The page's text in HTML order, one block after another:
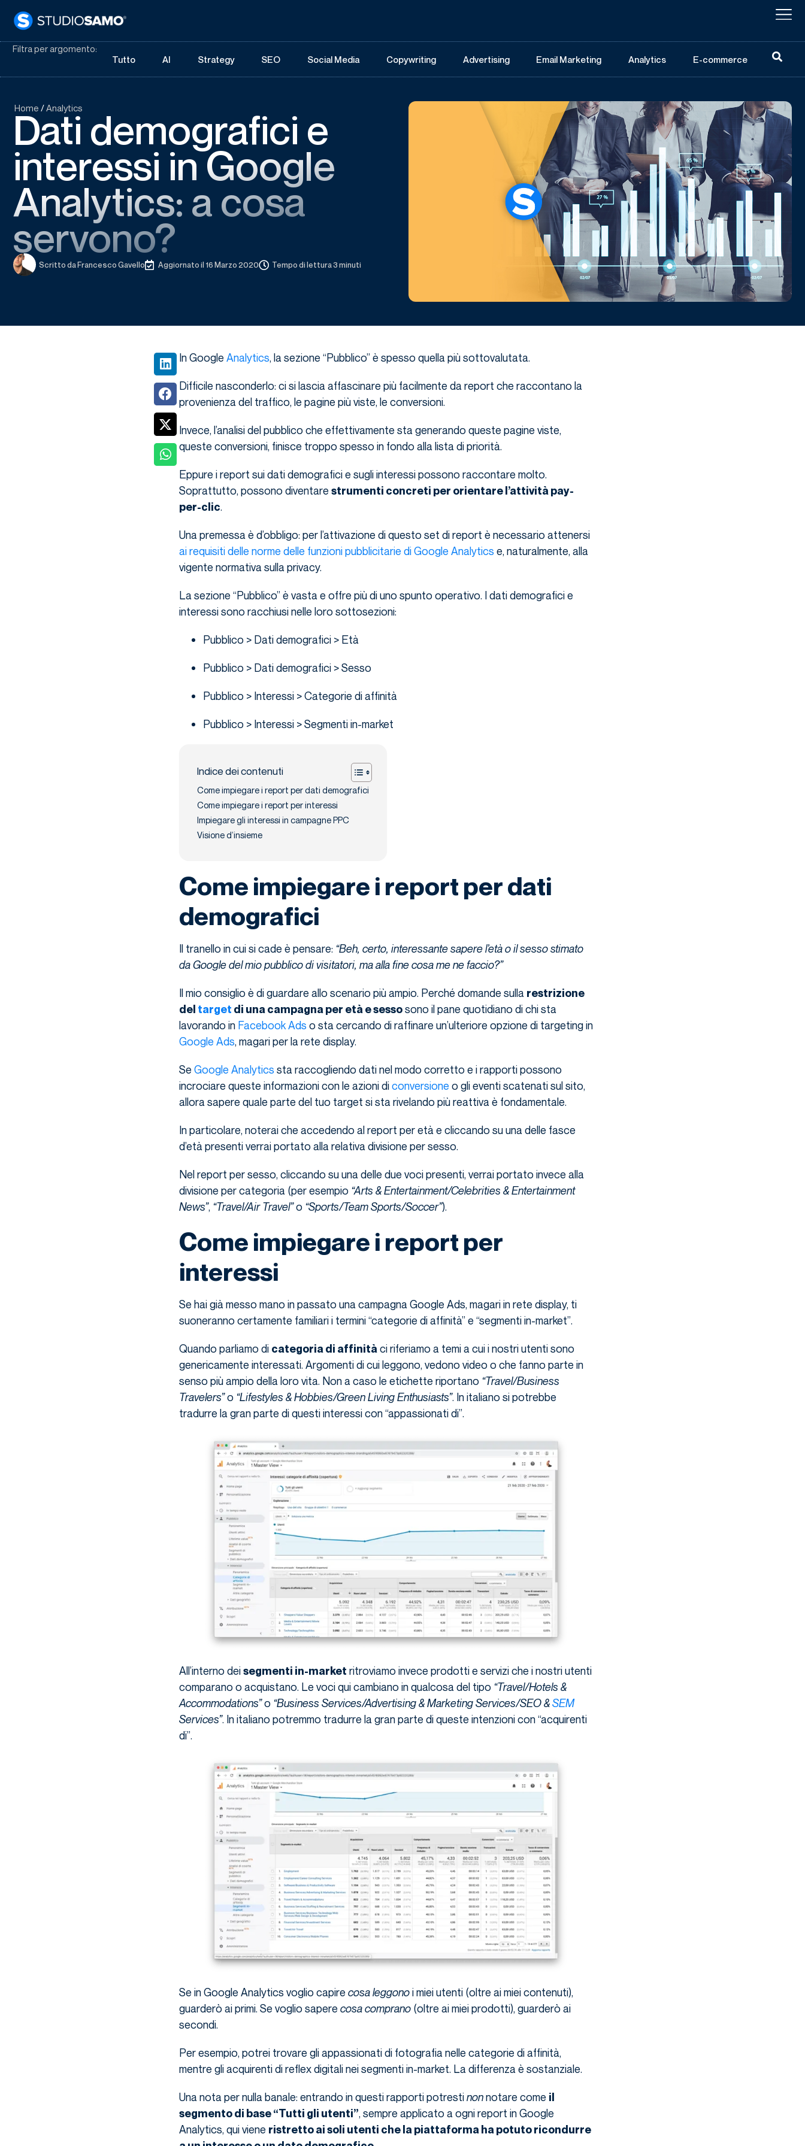
Filtra per argomento:
Tutto
AI Strategy SEO Social Media Copywriting Advertising Email Marketing Analytics E-commerce
Home /Analytics
Dati demografici e
interessi in Google
Analytics: a cosa
servono?
Scritto daFrancesco Gavello Aggiornato il 16 Marzo 2020 Tempo di lettura 3 minuti
In Google Analytics, la sezione “Pubblico” è spesso quella più sottovalutata.
Difficile nasconderlo: ci si lascia affascinare più facilmente da report che raccontano la
provenienza del traffico, le pagine più viste, le conversioni.
Invece, l’analisi del pubblico che effettivamente sta generando queste pagine viste,
queste conversioni, finisce troppo spesso in fondo alla lista di priorità.
Eppure i report sui dati demografici e sugli interessi possono raccontare molto.
Soprattutto, possono diventare strumenti concreti per orientare l’attività pay-
per-clic.
Una premessa è d’obbligo: per l’attivazione di questo set di report è necessario attenersi
ai requisiti delle norme delle funzioni pubblicitarie di Google Analytics e, naturalmente, alla
vigente normativa sulla privacy.
La sezione “Pubblico” è vasta e offre più di uno spunto operativo. I dati demografici e
interessi sono racchiusi nelle loro sottosezioni:
Pubblico > Dati demografici > Età
Pubblico > Dati demografici > Sesso
Pubblico > Interessi > Categorie di affinità
Pubblico > Interessi > Segmenti in-market
Indice dei contenuti
Come impiegare i report per dati demografici
Come impiegare i report per interessi
Impiegare gli interessi in campagne PPC
Visione d’insieme
Come impiegare i report per dati
demografici
Il tranello in cui si cade è pensare: “Beh, certo, interessante sapere l’età o il sesso stimato
da Google del mio pubblico di visitatori, ma alla fine cosa me ne faccio?”
Il mio consiglio è di guardare allo scenario più ampio. Perché domande sulla restrizione
del target di una campagna per età e sessosono il pane quotidiano di chi sta
lavorando in Facebook Ads o sta cercando di raffinare un’ulteriore opzione di targeting in
Google Ads, magari per la rete display.
Se Google Analytics sta raccogliendo dati nel modo corretto e i rapporti possono
incrociare queste informazioni con le azioni diconversione o gli eventi scatenati sul sito,
allora sapere quale parte del tuo target si sta rivelando più reattiva è fondamentale.
In particolare, noterai che accedendo al report per età e cliccando su una delle fasce
d’età presenti verrai portato alla relativa divisione per sesso.
Nel report per sesso, cliccando su una delle due voci presenti, verrai portato invece alla
divisione per categoria (per esempio “Arts & Entertainment/Celebrities & Entertainment
News”, “Travel/Air Travel”o “Sports/Team Sports/Soccer”).
Come impiegare i report per
interessi
Se hai già messo mano in passato una campagna Google Ads, magari in rete display, ti
suoneranno certamente familiari i termini “categorie di affinità” e “segmenti in-market”.
Quando parliamo di categoria di affinità ci riferiamo a temi a cui i nostri utenti sono
genericamente interessati. Argomenti di cui leggono, vedono video o che fanno parte in
senso più ampio della loro vita. Non a caso le etichette riportano “Travel/Business
Travelers”o “Lifestyles & Hobbies/Green Living Enthusiasts”. In italiano si potrebbe
tradurre la gran parte di questi interessi con “appassionati di”.
All’interno deisegmenti in-market ritroviamo invece prodotti e servizi che i nostri utenti
comparano o acquistano. Le voci qui cambiano in qualcosa del tipo “Travel/Hotels &
Accommodations”o “Business Services/Advertising & Marketing Services/SEO &SEM
Services”. In italiano potremmo tradurre la gran parte di queste intenzioni con “acquirenti
di”.
Se in Google Analytics voglio capire cosa leggonoi miei utenti (oltre ai miei contenuti),
guarderò ai primi. Se voglio sapere cosa comprano(oltre ai miei prodotti), guarderò ai
secondi.
Per esempio, potrei trovare gli appassionati di fotografia nelle categorie di affinità,
mentre gli acquirenti di reflex digitali nei segmenti in-market. La differenza è sostanziale.
Una nota per nulla banale: entrando in questi rapporti potrestinonnotare come il
segmento di base “Tutti gli utenti”, sempre applicato a ogni report in Google
Analytics, qui viene ristretto ai soli utenti che la piattaforma ha potuto ricondurre